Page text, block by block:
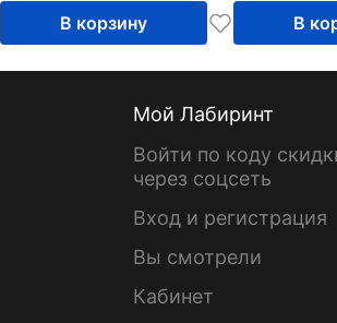
В корзину В
Мой Лабиринт
Войти по коду
через соцсеть
Вход и регистрация
Вы смотрели
Кабинет